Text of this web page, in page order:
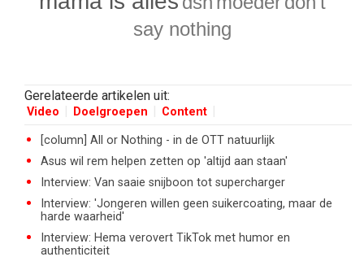
say nothing
Gerelateerde artikelen uit:
Video Doelgroepen Content
[column] All or Nothing - in de OTT natuurlijk
Asus wil rem helpen zetten op 'altijd aan staan'
Interview: Van saaie snijboon tot supercharger
Interview: 'Jongeren willen geen suikercoating, maar de
harde waarheid'
Interview: Hema verovert TikTok met humor en
authenticiteit